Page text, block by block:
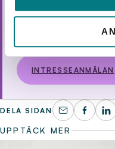
Hittade du inget
INTRESSEANMÄLAN
DELA SIDAN
UPPTÄCK MER